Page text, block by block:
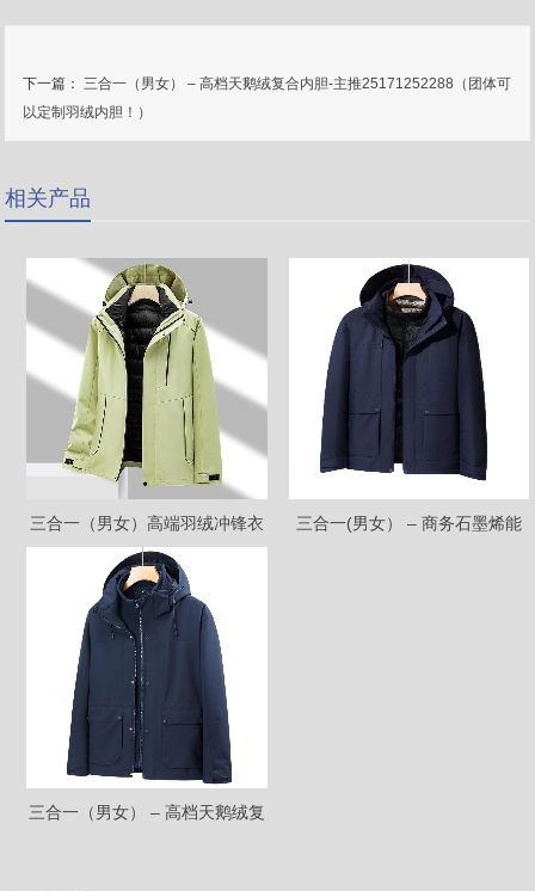
下一篇： 三合一（男女） – 高档天鹅绒复合内胆-主推25171252288（团体可
以定制羽绒内胆！）
相关产品
三合一（男女）高端羽绒冲锋衣
251718566066
三合一(男女） – 商务石墨烯能
三合一（男女） – 高档天鹅绒复